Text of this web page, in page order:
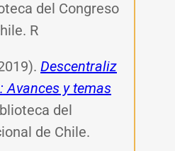
del Congreso
R
Descentraliz
Avances y temas
del
de Chile.